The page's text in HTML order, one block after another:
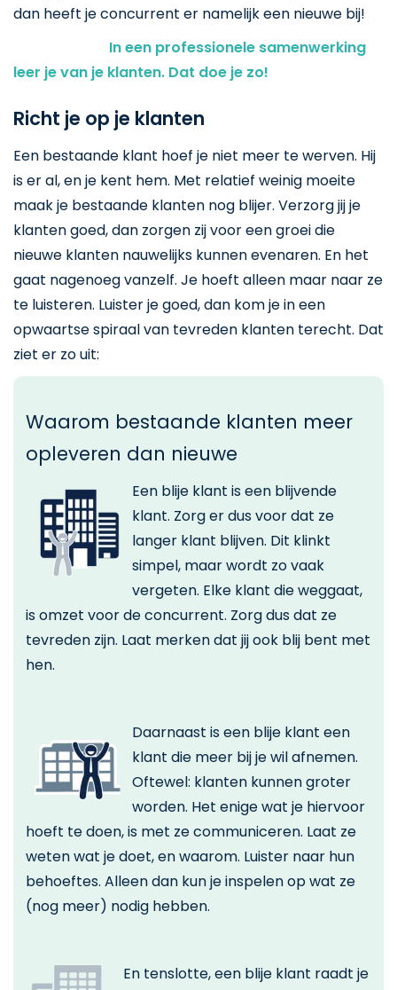
dan heeft je concurrent er namelijk een nieuwe bij!
In een professionele samenwerking
leer je van je klanten. Dat doe je zo!
Richt je op je klanten
Een bestaande klant hoef je niet meer te werven. Hij
is er al, en je kent hem. Met relatief weinig moeite
maak je bestaande klanten nog blijer. Verzorg jij je
klanten goed, dan zorgen zij voor een groei die
nieuwe klanten nauwelijks kunnen evenaren. En het
gaat nagenoeg vanzelf. Je hoeft alleen maar naar ze
te luisteren. Luister je goed, dan kom je in een
opwaartse spiraal van tevreden klanten terecht. Dat
ziet er zo uit:
Waarom bestaande klanten meer
opleveren dan nieuwe
Een blije klant is een blijvende
klant. Zorg er dus voor dat ze
langer klant blijven. Dit klinkt
simpel, maar wordt zo vaak
vergeten. Elke klant die weggaat,
is omzet voor de concurrent. Zorg dus dat ze
tevreden zijn. Laat merken dat jij ook blij bent met
hen.
Daarnaast is een blije klant een
klant die meer bij je wil afnemen.
Oftewel: klanten kunnen groter
worden. Het enige wat je hiervoor
hoeft te doen, is met ze communiceren. Laat ze
weten wat je doet, en waarom. Luister naar hun
behoeftes. Alleen dan kun je inspelen op wat ze
(nog meer) nodig hebben.
En tenslotte, een blije klant raadt je